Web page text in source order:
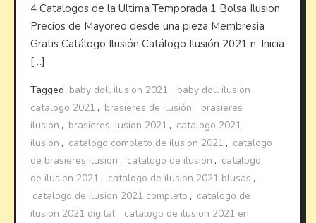
4 Catalogos de la Ultima Temporada 1 Bolsa Ilusion
Precios de Mayoreo desde una pieza Membresia
Gratis Catálogo Ilusión Catálogo Ilusión 2021 n. Inicia
[…]
Tagged baby doll ilusion 2021 , baby doll ilusion
catalogo 2021 , brasieres de ilusión , brasieres
ilusion , brasieres ilusion 2021 , catalogo 2021
ilusion , catalogo completo de ilusion 2021 , catalogo
de brasieres ilusion , catalogo de ilusion , catalogo
de ilusion 2021 , catalogo de ilusion 2021 blusas ,
catalogo de ilusion 2021 completo , catalogo de
ilusion 2021 digital , catalogo de ilusion 2021 en